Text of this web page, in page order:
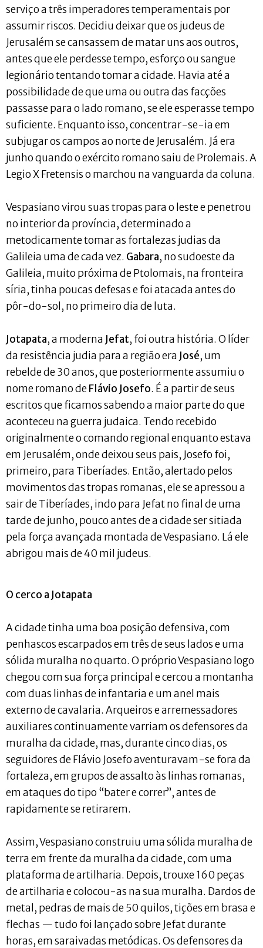
serviço a três imperadores temperamentais por
assumir riscos. Decidiu deixar que os judeus de
Jerusalém se cansassem de matar uns aos outros,
antes que ele perdesse tempo, esforço ou sangue
legionário tentando tomar a cidade. Havia até a
possibilidade de que uma ou outra das facções
passasse para o lado romano, se ele esperasse tempo
suficiente. Enquanto isso, concentrar-se-ia em
subjugar os campos ao norte de Jerusalém. Já era
junho quando o exército romano saiu de Prolemais. A
Legio X Fretensis o marchou na vanguarda da coluna.
Vespasiano virou suas tropas para o leste e penetrou
no interior da província, determinado a
metodicamente tomar as fortalezas judias da
Galileia uma de cada vez. Gabara, no sudoeste da
Galileia, muito próxima de Ptolomais, na fronteira
síria, tinha poucas defesas e foi atacada antes do
pôr-do-sol, no primeiro dia de luta.
Jotapata, a moderna Jefat, foi outra história. O líder
da resistência judia para a região era José, um
rebelde de 30 anos, que posteriormente assumiu o
nome romano deFlávio Josefo. É a partir de seus
escritos que ficamos sabendo a maior parte do que
aconteceu na guerra judaica. Tendo recebido
originalmente o comando regional enquanto estava
em Jerusalém, onde deixou seus pais, Josefo foi,
primeiro, para Tiberíades. Então, alertado pelos
movimentos das tropas romanas, ele se apressou a
sair de Tiberíades, indo para Jefat no final de uma
tarde de junho, pouco antes de a cidade ser sitiada
pela força avançada montada de Vespasiano. Lá ele
abrigou mais de 40 mil judeus.
O cerco a Jotapata
A cidade tinha uma boa posição defensiva, com
penhascos escarpados em três de seus lados e uma
sólida muralha no quarto. O próprio Vespasiano logo
chegou com sua força principal e cercou a montanha
com duas linhas de infantaria e um anel mais
externo de cavalaria. Arqueiros e arremessadores
auxiliares continuamente varriam os defensores da
muralha da cidade, mas, durante cinco dias, os
seguidores de Flávio Josefo aventuravam-se fora da
fortaleza, em grupos de assalto às linhas romanas,
em ataques do tipo “bater e correr”, antes de
rapidamente se retirarem.
Assim, Vespasiano construiu uma sólida muralha de
terra em frente da muralha da cidade, com uma
plataforma de artilharia. Depois, trouxe 160 peças
de artilharia e colocou-as na sua muralha. Dardos de
metal, pedras de mais de 50 quilos, tições em brasa e
flechas — tudo foi lançado sobre Jefat durante
horas, em saraivadas metódicas. Os defensores da